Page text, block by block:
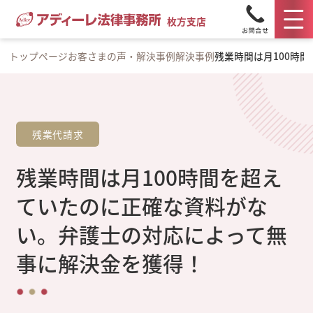
枚方支店
トップページお客さまの声・解決事例解決事例残業時間は月100時
残業代請求
残業時間は月100時間を超え
ていたのに正確な資料がな
い。弁護士の対応によって無
事に解決金を獲得！